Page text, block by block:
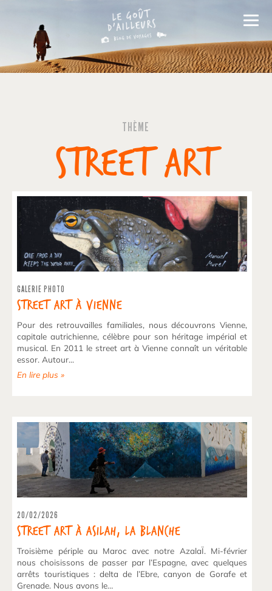
THÈME
STREET ART
GALERIE PHOTO
Street Art à Vienne
Pour des retrouvailles familiales, nous découvrons Vienne,
capitale autrichienne, célèbre pour son héritage impérial et
musical. En 2011 le street art à Vienne connaît un véritable
essor. Autour...
En lire plus »
20/02/2026
Street art à Asilah, la blanche
Troisième périple au Maroc avec notre AzalaÏ. Mi-février
nous choisissons de passer par l’Espagne, avec quelques
arrêts touristiques : delta de l’Ebre, canyon de Gorafe et
Grenade. Nous avons le…